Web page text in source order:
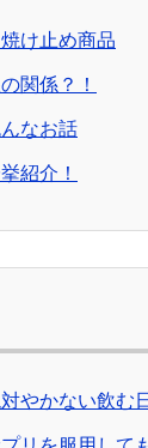
け止め商品
関係？！
なお話
紹介！
やかない飲む